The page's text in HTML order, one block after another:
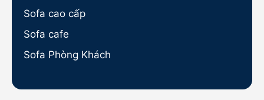
Sofa cao cấp
Sofa cafe
Sofa Phòng Khách